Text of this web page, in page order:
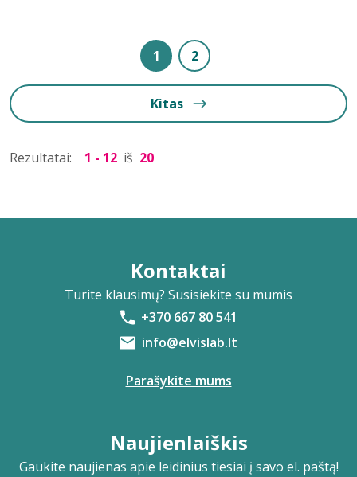
1 2
Kitas
Rezultatai: 1 - 12 iš 20
Kontaktai
Turite klausimų? Susisiekite su mumis
+370 667 80 541
info@elvislab.lt
Parašykite mums
Naujienlaiškis
Gaukite naujienas apie leidinius tiesiai į savo el. paštą!